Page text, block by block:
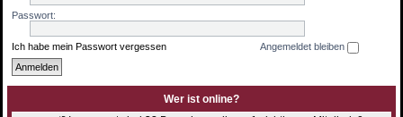
Passwort:
Ich habe mein Passwort vergessen Angemeldet bleiben
Wer ist online?